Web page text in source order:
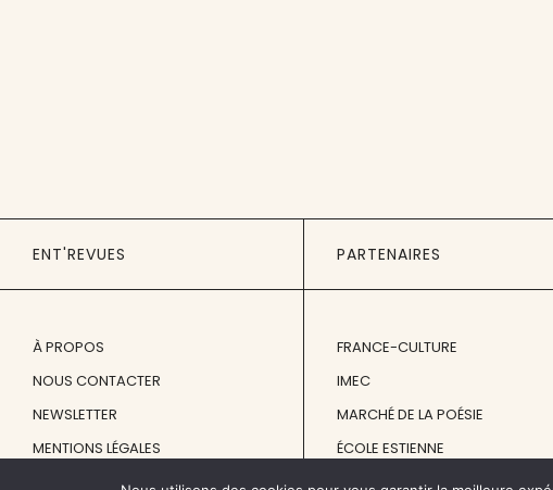
ENT'REVUES
À PROPOS
NOUS CONTACTER
NEWSLETTER
MENTIONS LÉGALES
PARTENAIRES
FRANCE-CULTURE
IMEC
MARCHÉ DE LA POÉSIE
ÉCOLE ESTIENNE